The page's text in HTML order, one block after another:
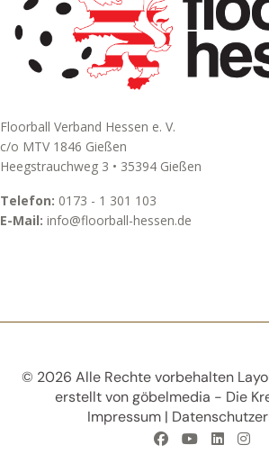
Floorball Verband Hessen e. V.
c/o MTV 1846 Gießen
Heegstrauchweg 3 • 35394 Gießen
Telefon: 0173 - 1 301 103
E-Mail: info@floorball-hessen.de
© 2026 Alle Rechte vorbehalten
erstellt vongöbelmedia - Die
Impressum|